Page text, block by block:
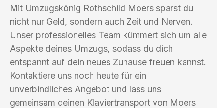
Mit Umzugskönig Rothschild Moers sparst du
nicht nur Geld, sondern auch Zeit und Nerven.
Unser professionelles Team kümmert sich um alle
Aspekte deines Umzugs, sodass du dich
entspannt auf dein neues Zuhause freuen kannst.
Kontaktiere uns noch heute für ein
unverbindliches Angebot und lass uns
gemeinsam deinen Klaviertransport von Moers